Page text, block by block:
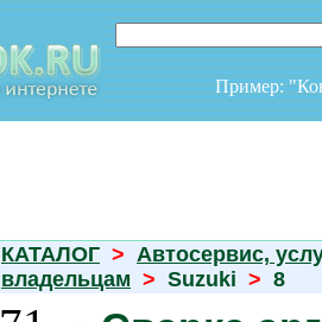
Пример:
КАТАЛОГ > Автосервис,
владельцам > Suzuki > 8